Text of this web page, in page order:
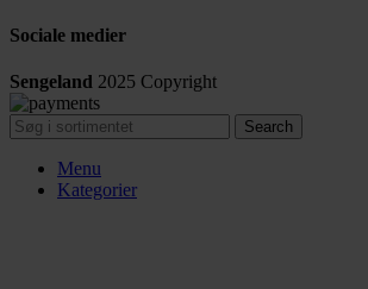
Sociale medier
Sengeland 2025 Copyright
Search
Menu
Kategorier